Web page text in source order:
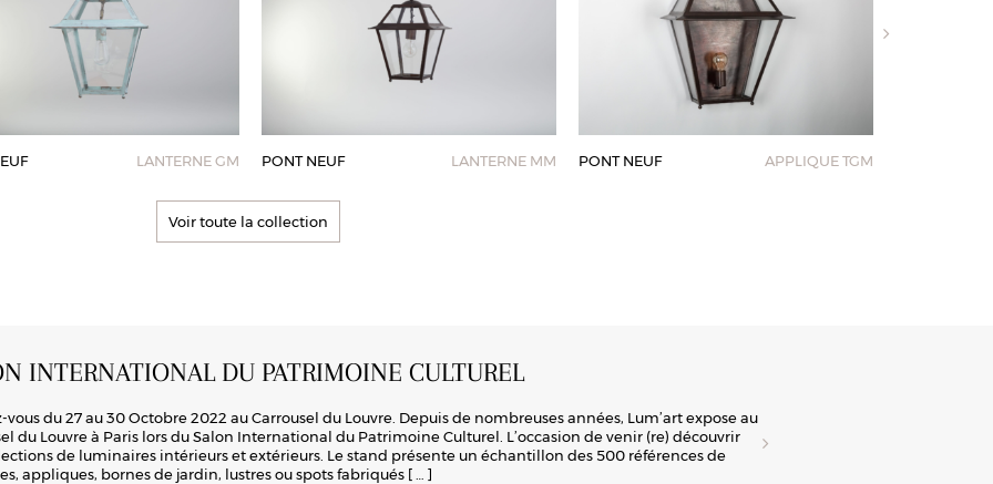
LANTERNE GM PONT NEUF LANTERNE MM PONT NEUF APPLIQUE TGM
Voir toute la collection
INTERNATIONAL DU PATRIMOINE CULTUREL
vous du 27 au 30 Octobre 2022 au Carrousel du Louvre. Depuis de nombreuses années, Lum’art expose au
du Louvre à Paris lors du Salon International du Patrimoine Culturel. L’occasion de venir (re) découvrir
de luminaires intérieurs et extérieurs. Le stand présente un échantillon des 500 références de
appliques, bornes de jardin, lustres ou spots fabriqués [ … ]